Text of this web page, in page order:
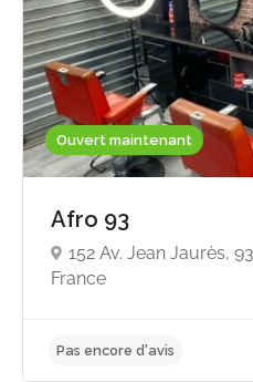
Pas encore d'avis
Ouvert maintenant
Afro 93
152 Av. Jean Jaurès,
France